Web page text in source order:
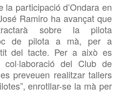
la participació d’Ondara en
Ramiro ha avançat que
sobre la pilota
de pilota a mà, per a
del tacte. Per a això es
del Club de
preveuen realitzar tallers
enrotllar-se la mà per